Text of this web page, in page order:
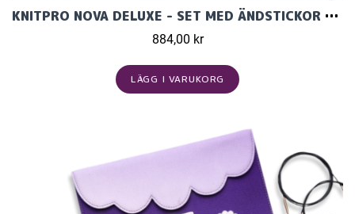
KNITPRO NOVA DELUXE - SET MED ÄNDSTICKOR (8 PAR, 13 CM)
884,00 kr
LÄGG I VARUKORG